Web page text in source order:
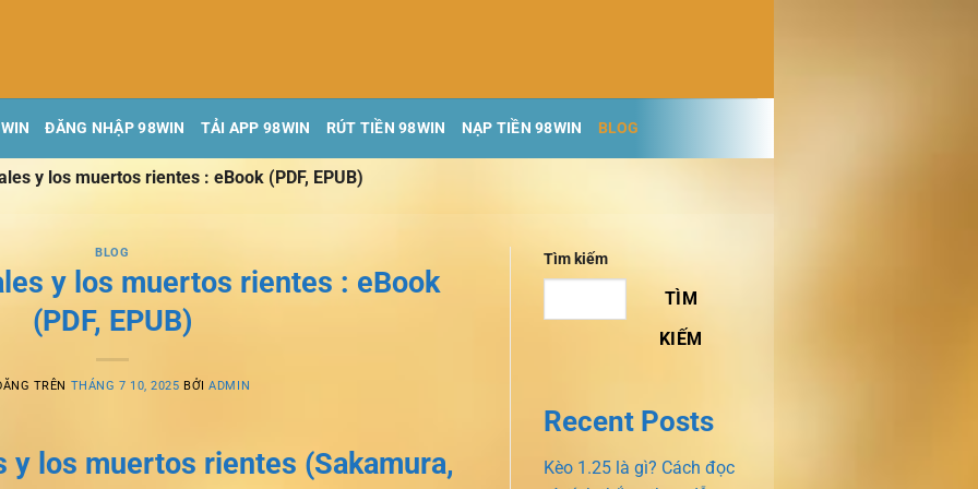
ĐĂNG NHẬP 98WIN TẢI APP 98WIN RÚT TIỀN 98WIN NẠP TIỀN 98WIN BLOG
y los muertos rientes : eBook (PDF, EPUB)
BLOG
y los muertos rientes : eBook
(PDF, EPUB)
TRÊN THÁNG 7 10, 2025 BỞIADMIN
y los muertos rientes (Sakamura,
Tìm kiếm
TÌM
KIẾM
Recent Posts
Kèo 1.25 là gì? Cách đọc